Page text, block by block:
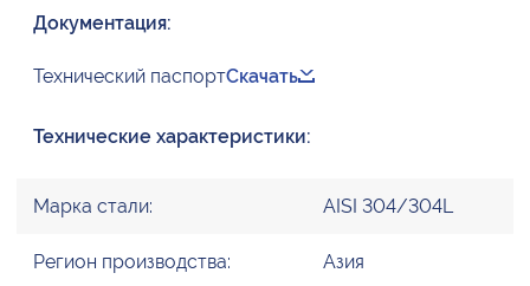
Документация:
Технический паспортСкачать
Технические характеристики:
Марка стали: AISI 304/304L
Регион производства: Азия